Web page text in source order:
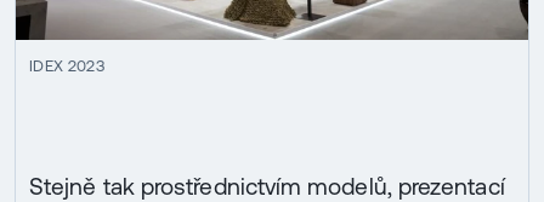
IDEX 2023
Stejně tak prostřednictvím modelů, prezentací